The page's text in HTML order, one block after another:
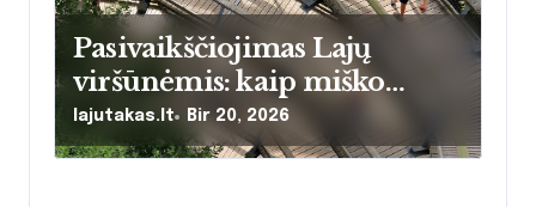
Pasivaikščiojimas Lajų
viršūnėmis: kaip miško
šilumos energija keičia
namų šildymo įpročius
lajutakas.lt Bir 20, 2026